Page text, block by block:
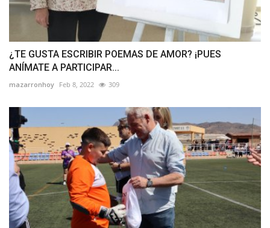
¿TE GUSTA ESCRIBIR POEMAS DE AMOR? ¡PUES
ANÍMATE A PARTICIPAR...
mazarronhoy Feb 8, 2022 309